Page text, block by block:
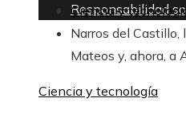
Responsabilidad
Ciencia y
Narros del Castillo,
Mateos y, ahora, a
Ciencia y tecnología